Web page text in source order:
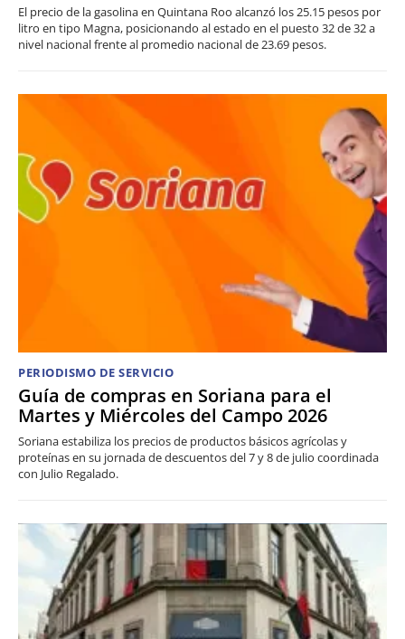
El precio de la gasolina en Quintana Roo alcanzó los 25.15 pesos por
litro en tipo Magna, posicionando al estado en el puesto 32 de 32 a
nivel nacional frente al promedio nacional de 23.69 pesos.
PERIODISMO DE SERVICIO
Guía de compras en Soriana para el
Martes y Miércoles del Campo 2026
Soriana estabiliza los precios de productos básicos agrícolas y
proteínas en su jornada de descuentos del 7 y 8 de julio coordinada
con Julio Regalado.